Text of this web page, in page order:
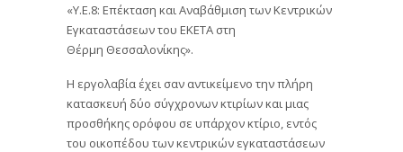
«Y.Ε.8: Επέκταση και Αναβάθμιση των Κεντρικών
Εγκαταστάσεων του ΕΚΕΤΑ στη
Θέρμη Θεσσαλονίκης».
Η εργολαβία έχει σαν αντικείμενο την πλήρη
κατασκευή δύο σύγχρονων κτιρίων και μιας
προσθήκης ορόφου σε υπάρχον κτίριο, εντός
του οικοπέδου των κεντρικών εγκαταστάσεων